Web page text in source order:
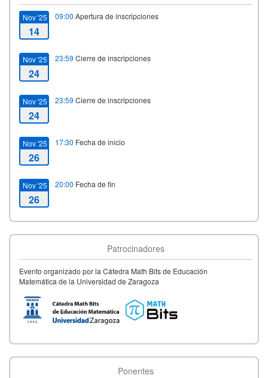
Nov '25
14
09:00 Apertura de inscripciones
Nov '25
24
23:59 Cierre de inscripciones
Nov '25
24
23:59 Cierre de inscripciones
Nov '25
26
17:30 Fecha de inicio
Nov '25
26
20:00 Fecha de fin
Patrocinadores
Evento organizado por la Cátedra Math Bits de Educación
Matemática de la Universidad de Zaragoza
Ponentes